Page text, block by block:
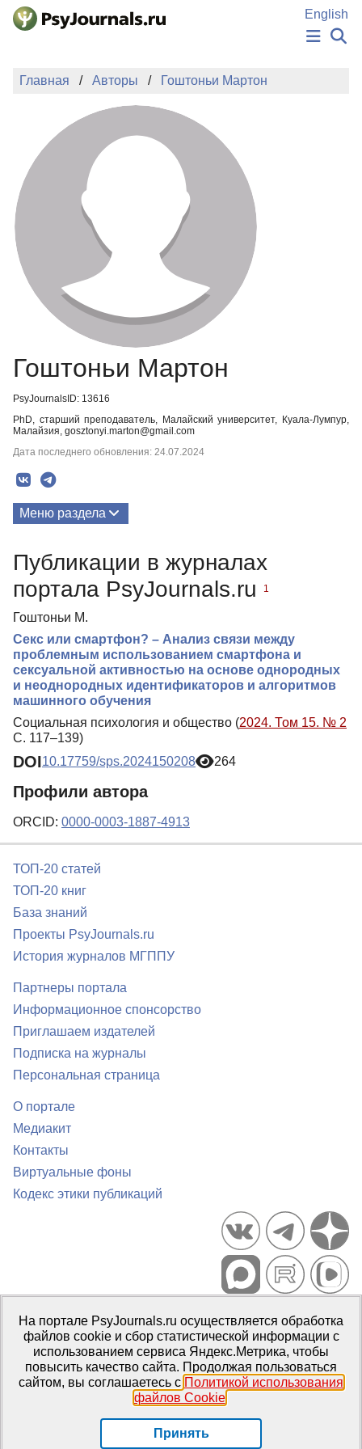
Перейти к основному содержанию
English
НОВОСТИ
АВТОРЫ
ПОДАТЬ РУКОПИСЬ
БАЗА ЗНАНИЙ
КЛЮЧЕВЫЕ СЛОВА
Регистрация
Главная Авторы Гоштоньи Мартон
Гоштоньи Мартон
PsyJournalsID: 13616
PhD, старший преподаватель, Малайский университет, Куала-Лумпур,
Малайзия, gosztonyi.marton@gmail.com
Дата последнего обновления: 24.07.2024
Меню раздела
Публикации в журналах
портала PsyJournals.ru
1
Гоштоньи М.
Секс или смартфон? – Анализ связи между
проблемным использованием смартфона и
сексуальной активностью на основе однородных
и неоднородных идентификаторов и алгоритмов
машинного обучения
Социальная психология и общество (2024. Том 15. № 2
С. 117–139)
DOI10.17759/sps.2024150208 264
Профили автора
ORCID: 0000-0003-1887-4913
ТОП-20 статей
ТОП-20 книг
База знаний
Проекты PsyJournals.ru
История журналов МГППУ
Партнеры портала
Информационное спонсорство
Приглашаем издателей
Подписка на журналы
Персональная страница
О портале
Медиакит
Контакты
Виртуальные фоны
Кодекс этики публикаций
Портал психологических изданий PsyJournals.ru, 2007–2026
Правила использования материалов
Свидетельство регистрации СМИЭл № ФС77-66447 от 14 июля
2016 г.
Издатель: ФГБОУ ВО МГППУ
На портале PsyJournals.ru осуществляется обработка
файлов cookie и сбор статистической информации с
использованием сервиса Яндекс.Метрика, чтобы
повысить качество сайта. Продолжая пользоваться
сайтом, вы соглашаетесь с Политикой использования
файлов Cookie.
Принять